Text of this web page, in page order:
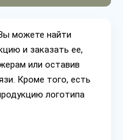
можете найти
и заказать ее,
или оставив
Кроме того, есть
логотипа